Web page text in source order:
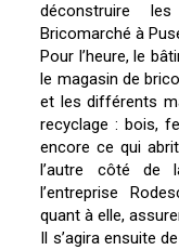
déconstruire
Bricomarché à
Pour l’heure, le
le magasin de
et les différents
recyclage : bois,
encore ce qui
l’autre côté de
l’entreprise
quant à elle,
Il s’agira ensuite